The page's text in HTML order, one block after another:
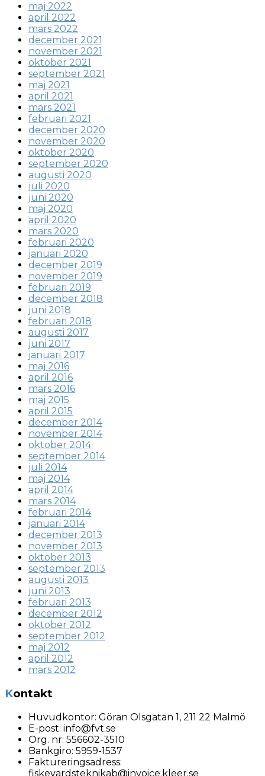
maj 2022
april 2022
mars 2022
december 2021
november 2021
oktober 2021
september 2021
maj 2021
april 2021
mars 2021
februari 2021
december 2020
november 2020
oktober 2020
september 2020
augusti 2020
juli 2020
juni 2020
maj 2020
april 2020
mars 2020
februari 2020
januari 2020
december 2019
november 2019
februari 2019
december 2018
juni 2018
februari 2018
augusti 2017
juni 2017
januari 2017
maj 2016
april 2016
mars 2016
maj 2015
april 2015
december 2014
november 2014
oktober 2014
september 2014
juli 2014
maj 2014
april 2014
mars 2014
februari 2014
januari 2014
december 2013
november 2013
oktober 2013
september 2013
augusti 2013
juni 2013
februari 2013
december 2012
oktober 2012
september 2012
maj 2012
april 2012
mars 2012
Kontakt
Huvudkontor: Göran Olsgatan 1, 211 22 Malmö
E-post: info@fvt.se
Org. nr: 556602-3510
Bankgiro: 5959-1537
Faktureringsadress:
fiskevardsteknikab@invoice.kleer.se